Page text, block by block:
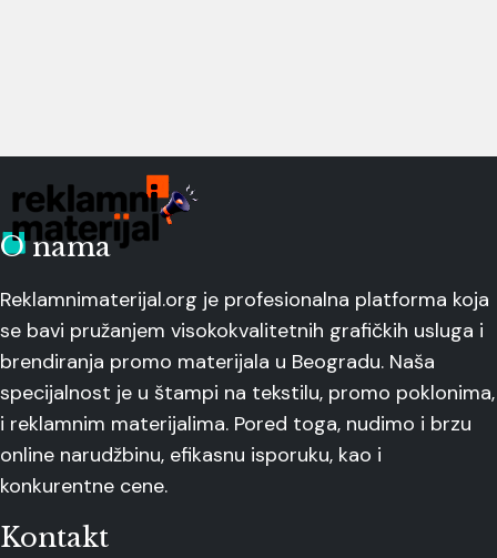
O nama
Reklamnimaterijal.org je profesionalna platforma koja
se bavi pružanjem visokokvalitetnih grafičkih usluga i
brendiranja promo materijala u Beogradu. Naša
specijalnost je u štampi na tekstilu, promo poklonima,
i reklamnim materijalima. Pored toga, nudimo i brzu
online narudžbinu, efikasnu isporuku, kao i
konkurentne cene.
Kontakt